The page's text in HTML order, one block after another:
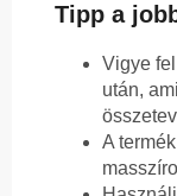
Tipp a
Vigye
után,
A